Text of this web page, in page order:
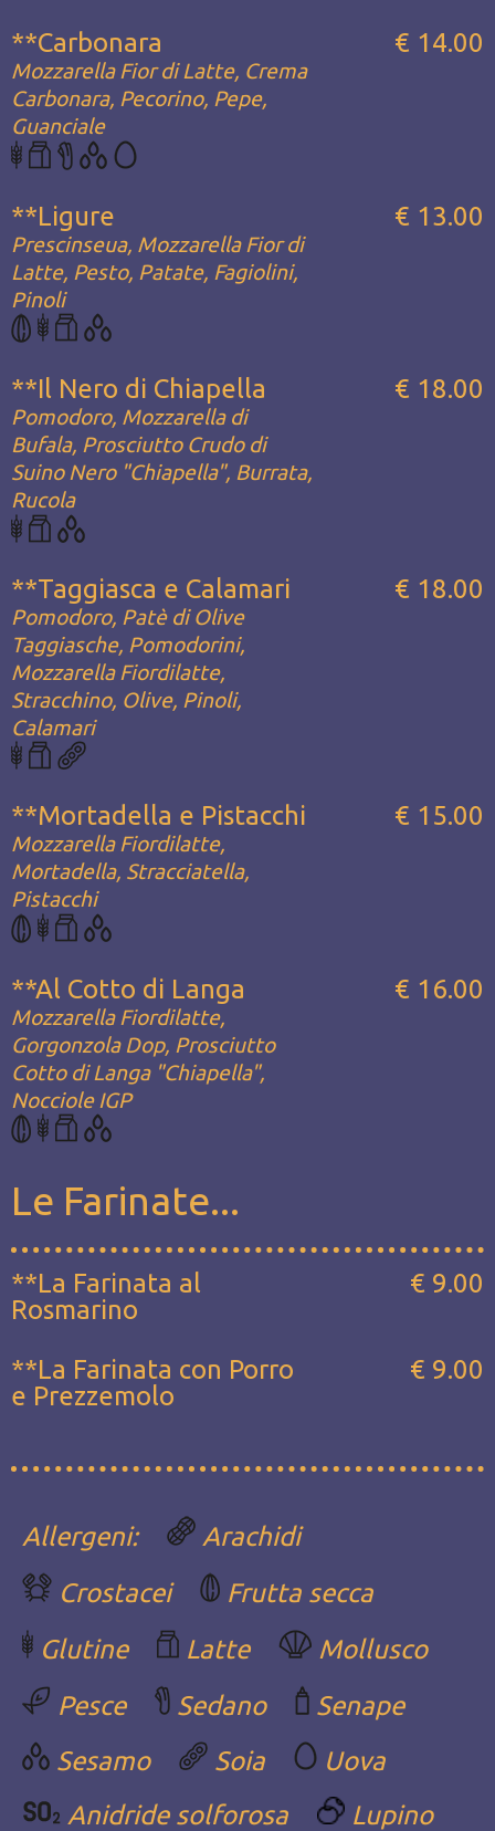
**Carbonara
Mozzarella Fior di Latte, Crema
Carbonara, Pecorino, Pepe,
Guanciale
€ 14.00
**Ligure
Prescinseua, Mozzarella Fior di
Latte, Pesto, Patate, Fagiolini,
Pinoli
€ 13.00
**Il Nero di Chiapella
Pomodoro, Mozzarella di
Bufala, Prosciutto Crudo di
Suino Nero "Chiapella", Burrata,
Rucola
€ 18.00
**Taggiasca e Calamari
Pomodoro, Patè di Olive
Taggiasche, Pomodorini,
Mozzarella Fiordilatte,
Stracchino, Olive, Pinoli,
Calamari
€ 18.00
**Mortadella e Pistacchi
Mozzarella Fiordilatte,
Mortadella, Stracciatella,
Pistacchi
€ 15.00
**Al Cotto di Langa
Mozzarella Fiordilatte,
Gorgonzola Dop, Prosciutto
Cotto di Langa "Chiapella",
Nocciole IGP
€ 16.00
Le Farinate...
**La Farinata al
Rosmarino
€ 9.00
**La Farinata con Porro
e Prezzemolo
€ 9.00
Allergeni:
Arachidi
Crostacei
Frutta secca
Glutine
Latte
Mollusco
Pesce
Sedano
Senape
Sesamo
Soia
Uova
Anidride solforosa
Lupino